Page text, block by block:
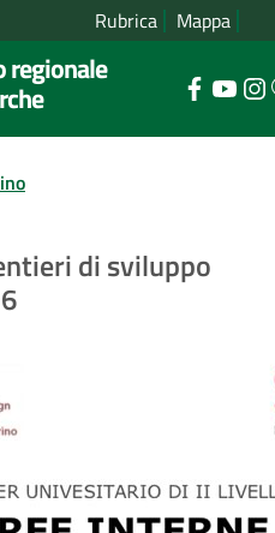
Rubrica Mappa
regionale
di sviluppo